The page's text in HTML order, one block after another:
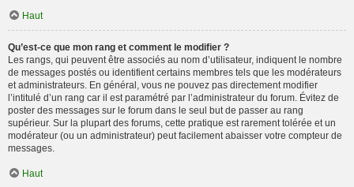
Haut
Qu’est-ce que mon rang et comment le modifier ?
Les rangs, qui peuvent être associés au nom d’utilisateur, indiquent le nombre
de messages postés ou identifient certains membres tels que les modérateurs
et administrateurs. En général, vous ne pouvez pas directement modifier
l’intitulé d’un rang car il est paramétré par l’administrateur du forum. Évitez de
poster des messages sur le forum dans le seul but de passer au rang
supérieur. Sur la plupart des forums, cette pratique est rarement tolérée et un
modérateur (ou un administrateur) peut facilement abaisser votre compteur de
messages.
Haut